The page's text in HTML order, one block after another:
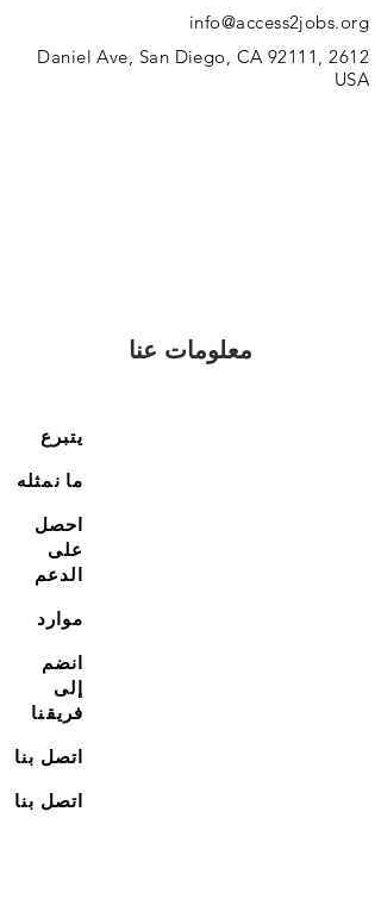
info@access2jobs.org
2612 Daniel Ave, San Diego, CA 92111,
USA
معلومات عنا
يتبرع
ما نمثله
احصل
على
الدعم
موارد
انضم
إلى
فريقنا
اتصل بنا
اتصل بنا